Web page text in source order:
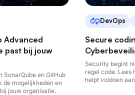
Advanced
past bij jouw
SonarQube en GitHub
de mogelijkheden en
jouw organisatie.
DevOps
Secure
Security begint
regel code. Lees
helpt voldoen